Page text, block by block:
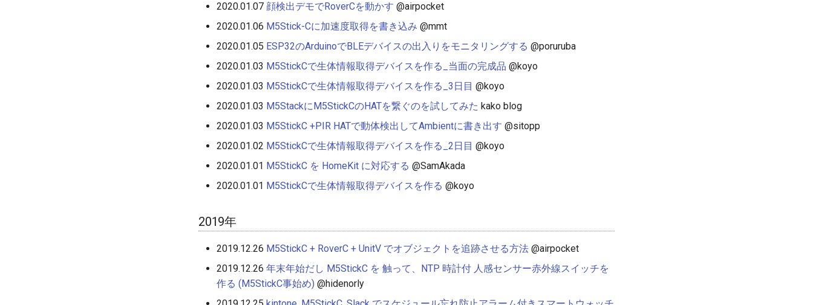
2020.01.07 顔検出デモでRoverCを動かす @airpocket
2020.01.06 M5Stick-Cに加速度取得を書き込み @mmt
2020.01.05 ESP32のArduinoでBLEデバイスの出入りをモニタリングする @poruruba
2020.01.03 M5StickCで生体情報取得デバイスを作る_当面の完成品 @koyo
2020.01.03 M5StickCで生体情報取得デバイスを作る_3日目 @koyo
2020.01.03 M5StackにM5StickCのHATを繋ぐのを試してみた kako blog
2020.01.03 M5StickC +PIR HATで動体検出してAmbientに書き出す @sitopp
2020.01.02 M5StickCで生体情報取得デバイスを作る_2日目 @koyo
2020.01.01 M5StickC を HomeKit に対応する @SamAkada
2020.01.01 M5StickCで生体情報取得デバイスを作る @koyo
2019年
2019.12.26 M5StickC + RoverC + UnitV でオブジェクトを追跡させる方法 @airpocket
2019.12.26 年末年始だし M5StickC を 触って、NTP 時計付 人感センサー赤外線スイッチを
作る (M5StickC事始め) @hidenorly